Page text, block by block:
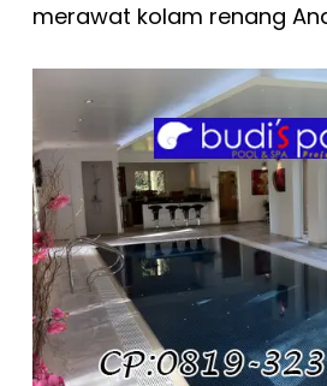
merawat kolam renang